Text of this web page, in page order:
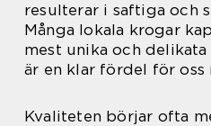
resulterar i saftiga och
Många lokala krogar
mest unika och
är en klar fördel för oss
Kvaliteten börjar ofta